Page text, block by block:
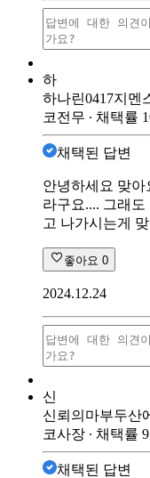
하
하나린0417지멘
코전무 ∙ 채택률
채택된 답변
안녕하세요 맞아
라구요.... 그래
고 나가시는게
좋아요 0
2024.12.24
신
신뢰의마부두산
코사장 ∙ 채택률
채택된 답변